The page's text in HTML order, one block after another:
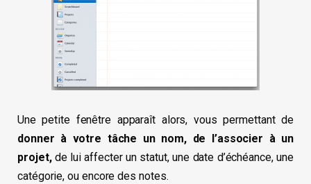
Une petite fenêtre apparaît alors, vous permettant de
donner à votre tâche un nom, de l’associer à un
projet,de lui affecter un statut, une date d’échéance, une
catégorie, ou encore des notes.